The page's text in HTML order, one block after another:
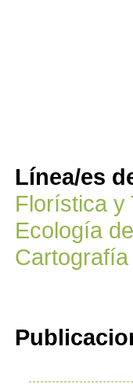
Línea/es
Florística y
Ecología